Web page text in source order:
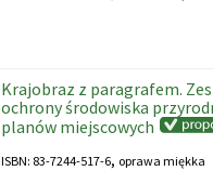
Krajobraz z paragrafem.
ochrony środowiska
planów miejscowych
ISBN: 83-7244-517-6, oprawa miękka